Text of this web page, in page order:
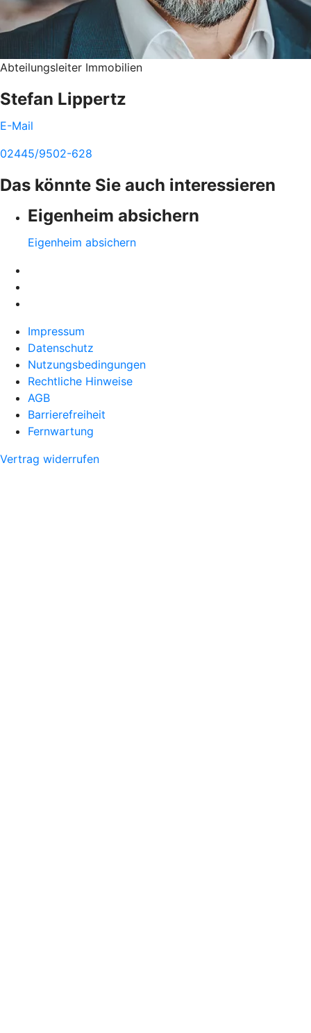
Abteilungsleiter Immobilien
Stefan Lippertz
E-Mail
02445/9502-628
Das könnte Sie auch interessieren
Eigenheim absichern
Eigenheim absichern
Impressum
Datenschutz
Nutzungsbedingungen
Rechtliche Hinweise
AGB
Barrierefreiheit
Fernwartung
Vertrag widerrufen